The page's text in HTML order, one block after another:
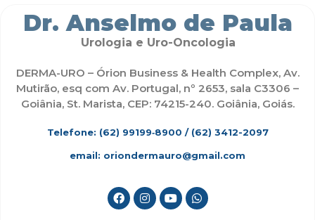
Dr. Anselmo de Paula
Urologia e Uro-Oncologia
DERMA-URO – Órion Business & Health Complex, Av.
Mutirão, esq com Av. Portugal, nº 2653, sala C3306 –
Goiânia, St. Marista, CEP: 74215-240. Goiânia, Goiás.
Telefone: (62) 99199‑8900 / (62) 3412-2097
email: oriondermauro@gmail.com